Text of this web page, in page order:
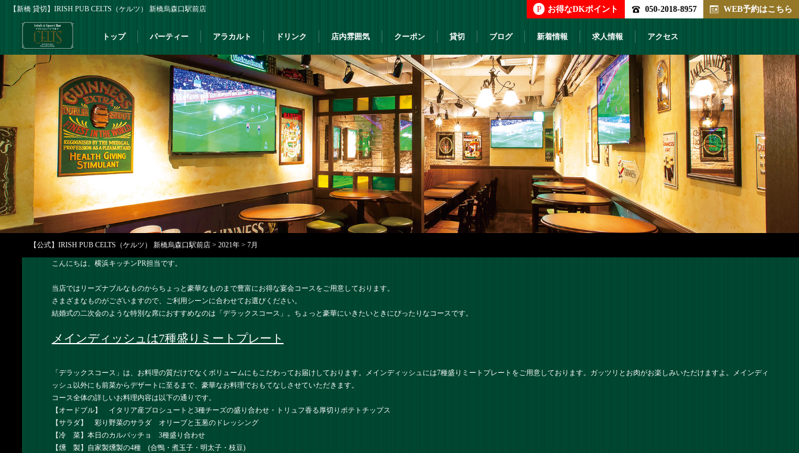
【新橋 貸切】IRISH PUB CELTS（ケルツ） 新橋烏森口駅前店 P お得なDKポイント 050-2018-8957 WEB予約はこちら
トップ パーティー アラカルト ドリンク 店内雰囲気 クーポン 貸切 ブログ 新着情報 求人情報 アクセス
【公式】IRISH PUB CELTS（ケルツ） 新橋烏森口駅前店 > 2021年 > 7月
こんにちは、横浜キッチンPR担当です。
当店ではリーズナブルなものからちょっと豪華なものまで豊富にお得な宴会コースをご用意しております。
さまざまなものがございますので、ご利用シーンに合わせてお選びください。
結婚式の二次会のような特別な席におすすめなのは「デラックスコース」。ちょっと豪華にいきたいときにぴったりなコースです。
メインディッシュは7種盛りミートプレート
「デラックスコース」は、お料理の質だけでなくボリュームにもこだわってお届けしております。メインディッシュには7種盛りミートプレートをご用意しております。ガッツリとお肉がお楽しみいただけますよ。メインディ
ッシュ以外にも前菜からデザートに至るまで、豪華なお料理でおもてなしさせていただきます。
コース全体の詳しいお料理内容は以下の通りです。
【オードブル】 イタリア産プロシュートと3種チーズの盛り合わせ・トリュフ香る厚切りポテトチップス
【サラダ】 彩り野菜のサラダ オリーブと玉葱のドレッシング
【冷 菜】本日のカルパッチョ 3種盛り合わせ
【燻 製】自家製燻製の4種 (合鴨・煮玉子・明太子・枝豆)